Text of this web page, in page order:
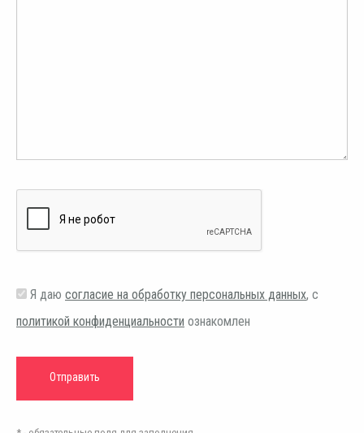
Я даю согласие на обработку персональных данных, с
политикой конфиденциальности ознакомлен